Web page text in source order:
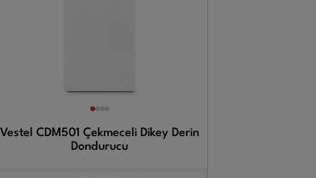
Vestel CDM501 Çekmeceli Dikey Derin
Dondurucu